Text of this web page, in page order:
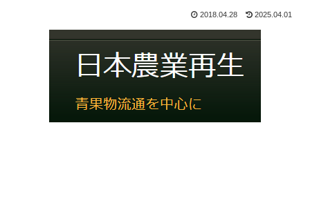
2018.04.28 2025.04.01